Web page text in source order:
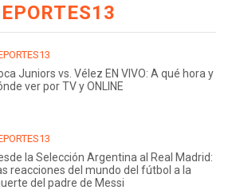
Juniors vs. Vélez EN VIVO: A qué hora y
ver por TV y ONLINE
la Selección Argentina al Real Madrid:
reacciones del mundo del fútbol a la
del padre de Messi